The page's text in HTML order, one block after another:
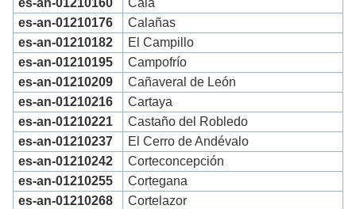
es-an-01210160
Cala
es-an-01210176
Calañas
es-an-01210182
El Campillo
es-an-01210195
Campofrío
es-an-01210209
Cañaveral de León
es-an-01210216
Cartaya
es-an-01210221
Castaño del Robledo
es-an-01210237
El Cerro de Andévalo
es-an-01210242
Corteconcepción
es-an-01210255
Cortegana
es-an-01210268
Cortelazor